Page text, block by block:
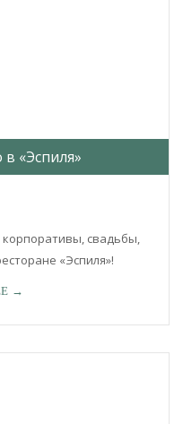
«Эспиля»
свадьбы,
«Эспиля»!
→